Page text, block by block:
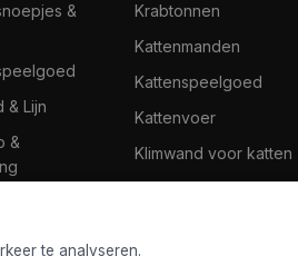
&
& Lijn
&
Krabtonnen
Kattenmanden
Kattenspeelgoed
Kattenvoer
Klimwand voor katten
te analyseren.